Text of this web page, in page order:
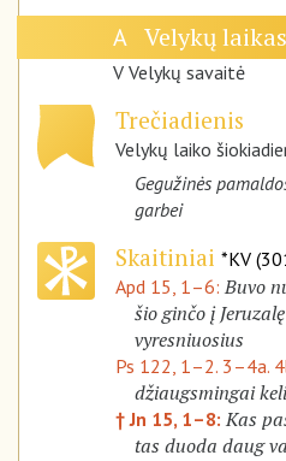
A Velykų laikas
V Velykų savaitė
Trečiadienis
Velykų laiko
Gegužinės
garbei
Skaitiniai *KV
Apd 15, 1–6:Buvo
šio ginčo į
vyresniuosius
Ps 122, 1–2. 3–4a.
džiaugsmingai
† Jn 15, 1–8:Kas
tas duoda daug